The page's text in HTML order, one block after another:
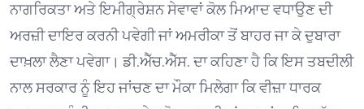
ਨਾਗਰਿਕਤਾ ਅਤੇ ਇਮੀਗ੍ਰੇਸ਼ਨ ਸੇਵਾਵਾਂ ਕੋਲ ਮਿਆਦ ਵਧਾਉਣ ਦੀ
ਅਰਜ਼ੀ ਦਾਇਰ ਕਰਨੀ ਪਵੇਗੀ ਜਾਂ ਅਮਰੀਕਾ ਤੋਂ ਬਾਹਰ ਜਾ ਕੇ ਦੁਬਾਰਾ
ਦਾਖ਼ਲਾ ਲੈਣਾ ਪਵੇਗਾ। ਡੀ.ਐੱਚ.ਐੱਸ. ਦਾ ਕਹਿਣਾ ਹੈ ਕਿ ਇਸ ਤਬਦੀਲੀ
ਨਾਲ ਸਰਕਾਰ ਨੂੰ ਇਹ ਜਾਂਚਣ ਦਾ ਮੌਕਾ ਮਿਲੇਗਾ ਕਿ ਵੀਜ਼ਾ ਧਾਰਕ